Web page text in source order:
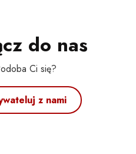
do nas
Ci się?
z nami